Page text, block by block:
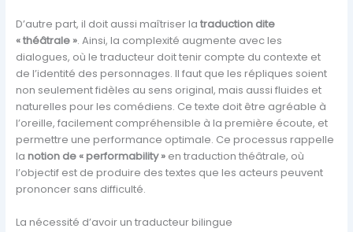
D’autre part, il doit aussi maîtriser latraduction dite
« théâtrale ». Ainsi, la complexité augmente avec les
dialogues, où le traducteur doit tenir compte du contexte et
de l’identité des personnages. Il faut que les répliques soient
non seulement fidèles au sens original, mais aussi fluides et
naturelles pour les comédiens. Ce texte doit être agréable à
l’oreille, facilement compréhensible à la première écoute, et
permettre une performance optimale. Ce processus rappelle
lanotion de « performability » en traduction théâtrale, où
l’objectif est de produire des textes que les acteurs peuvent
prononcer sans difficulté.
La nécessité d’avoir un traducteur bilingue